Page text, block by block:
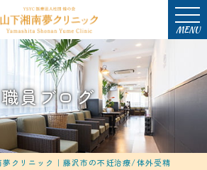
MENU
職員ブログ
クリニック｜藤沢市の不妊治療/体外受精